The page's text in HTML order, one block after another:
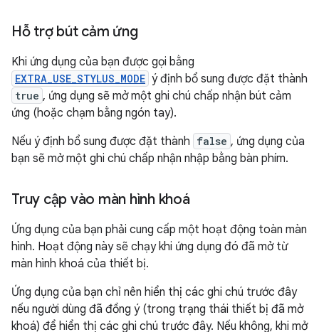
Hỗ trợ bút cảm ứng
Khi ứng dụng của bạn được gọi bằng
EXTRA_USE_STYLUS_MODE ý định bổ sung được đặt thành
true , ứng dụng sẽ mở một ghi chú chấp nhận bút cảm
ứng (hoặc chạm bằng ngón tay).
Nếu ý định bổ sung được đặt thành false , ứng dụng của
bạn sẽ mở một ghi chú chấp nhận nhập bằng bàn phím.
Truy cập vào màn hình khoá
Ứng dụng của bạn phải cung cấp một hoạt động toàn màn
hình. Hoạt động này sẽ chạy khi ứng dụng đó đã mở từ
màn hình khoá của thiết bị.
Ứng dụng của bạn chỉ nên hiển thị các ghi chú trước đây
nếu người dùng đã đồng ý (trong trạng thái thiết bị đã mở
khoá) để hiển thị các ghi chú trước đây. Nếu không, khi mở